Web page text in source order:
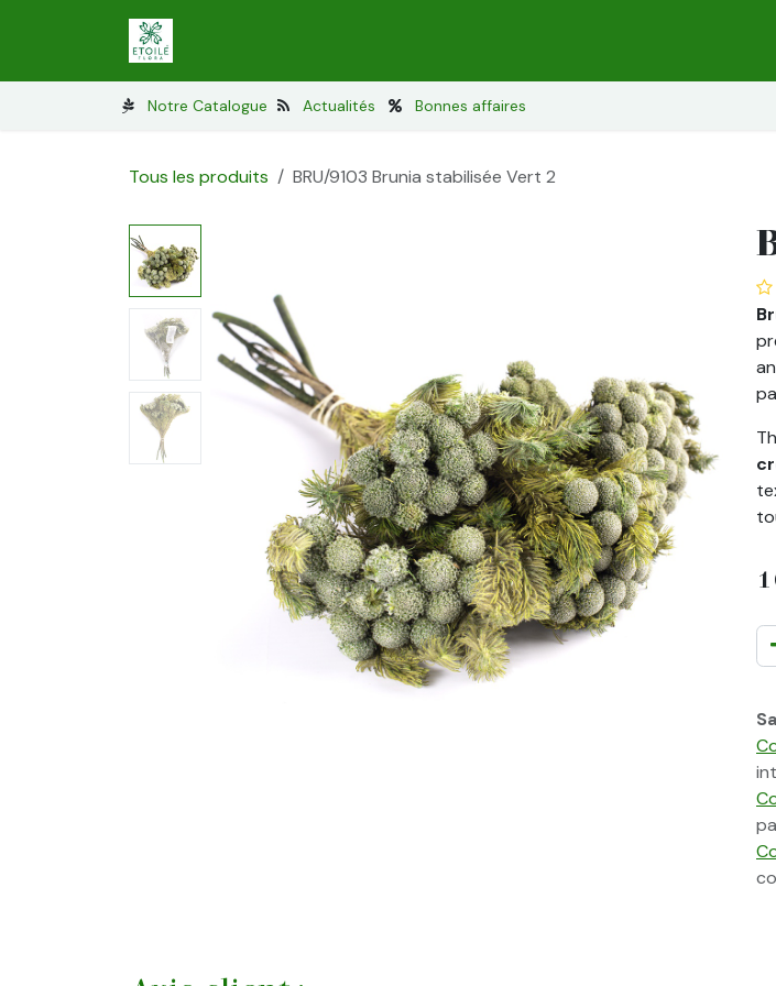
Fleurs
Notre Catalogue Actualités Bonnes affaires
Tous les produits BRU/9103 Brunia stabilisée Vert 2